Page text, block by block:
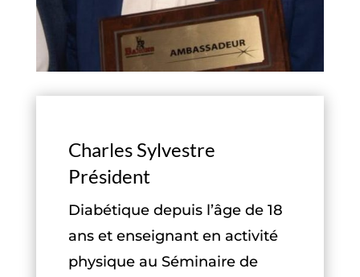
Charles Sylvestre
Président
Diabétique depuis l’âge de 18
ans et enseignant en activité
physique au Séminaire de